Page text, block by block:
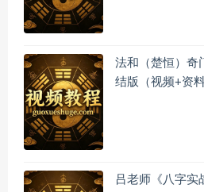
法和（楚恒）奇
结版（视频+资料
吕老师《八字实